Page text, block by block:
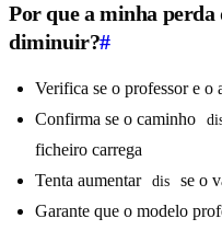
Por que a minha perda
diminuir?#
Verifica se o professor e o
Confirma se o caminho
ficheiro carrega
Tenta aumentar dis
se o
Garante que o modelo